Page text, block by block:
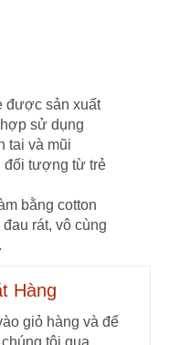
được sản xuất
sử dụng
tai và mũi
đối tượng từ trẻ
bằng cotton
rát, vô cùng
Hàng
giỏ hàng và để